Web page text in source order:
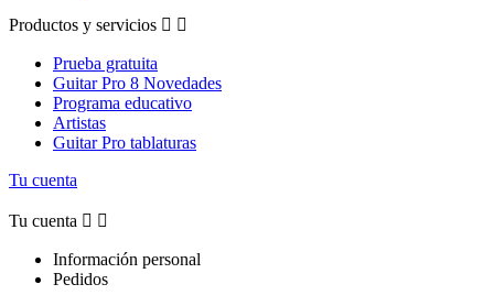
Productos y servicios  
Prueba gratuita
Guitar Pro 8 Novedades
Programa educativo
Artistas
Guitar Pro tablaturas
Tu cuenta
Tu cuenta  
Información personal
Pedidos